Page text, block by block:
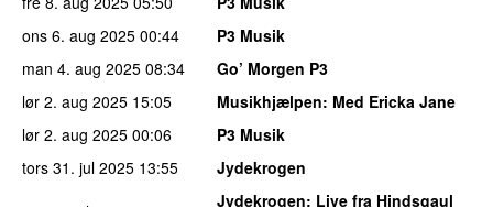
ons 6. aug 2025 00:44
P3 Musik
man 4. aug 2025 08:34
Go’ Morgen P3
lør 2. aug 2025 15:05 Musikhjælpen: Med Ericka Jane
lør 2. aug 2025 00:06
P3 Musik
tors 31. jul 2025 13:55
Jydekrogen
Jydekrogen: Live fra Hindsgaul